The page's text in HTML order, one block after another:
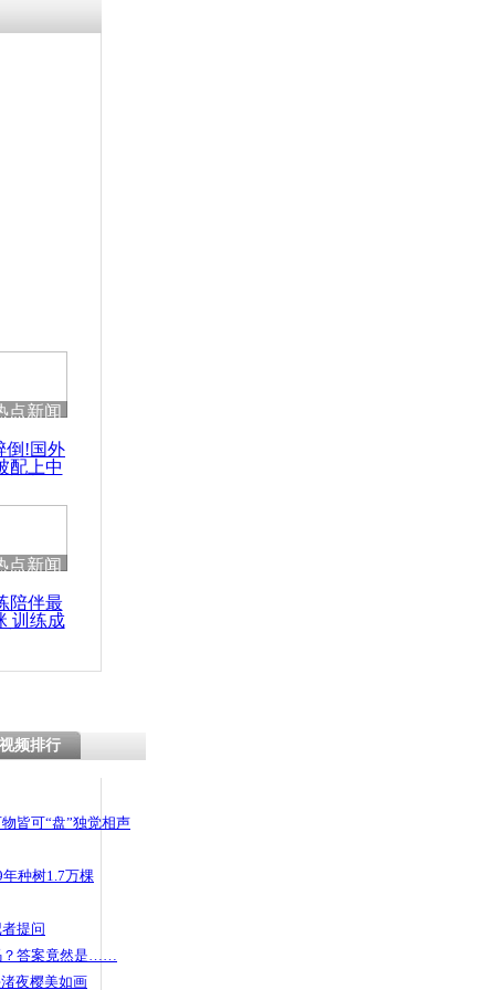
点新闻
倒!国外
配上中
点新闻
陪伴最
训练成
频排行
皆可“盘”独觉相声
种树1.7万棵
提问
？答案竟然是……
夜樱美如画